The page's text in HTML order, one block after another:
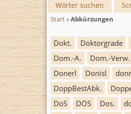
Wörter suchen
Start»Abkürzungen
Dokt. Doktorgrade
Dom.-A.
Dom.-Verw.
Donerl
Donisl
DoppBestAbk.
DoS
DÖS Dos.